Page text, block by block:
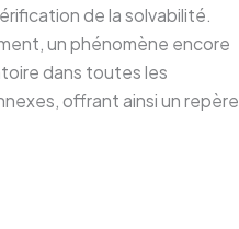
de la solvabilité.
un phénomène encore
dans toutes les
offrant ainsi un repère